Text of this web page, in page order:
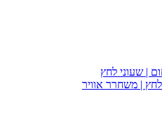
| שעוני לחץ
| משחרר אוויר